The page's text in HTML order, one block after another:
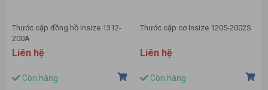
Thước cặp đồng hồ Insize 1312-
200A
Liên hệ
Còn hàng
Thước cặp cơ Insize 1205-2002S
Liên hệ
Còn hàng